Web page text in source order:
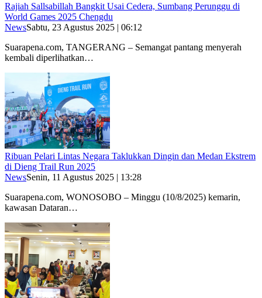
Rajiah Sallsabillah Bangkit Usai Cedera, Sumbang Perunggu di
World Games 2025 Chengdu
NewsSabtu, 23 Agustus 2025 | 06:12
Suarapena.com, TANGERANG – Semangat pantang menyerah
kembali diperlihatkan…
Ribuan Pelari Lintas Negara Taklukkan Dingin dan Medan Ekstrem
di Dieng Trail Run 2025
NewsSenin, 11 Agustus 2025 | 13:28
Suarapena.com, WONOSOBO – Minggu (10/8/2025) kemarin,
kawasan Dataran…